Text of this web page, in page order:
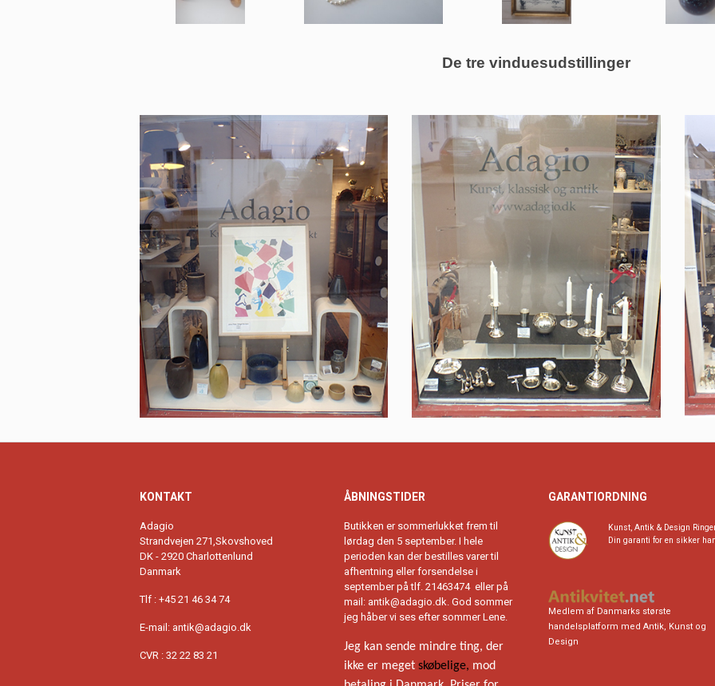
De tre vinduesudstillinger
KONTAKT
Adagio
Strandvejen 271,Skovshoved
DK - 2920 Charlottenlund
Danmark
Tlf : +45 21 46 34 74
E-mail: antik@adagio.dk
CVR : 32 22 83 21
ÅBNINGSTIDER
Butikken er sommerlukket frem til
lørdag den 5 september. I hele
perioden kan der bestilles varer til
afhentning eller forsendelse i
september på tlf. 21463474 eller på
mail: antik@adagio.dk. God sommer
jeg håber vi ses efter sommer Lene.
Jeg kan sende mindre ting, der
ikke er meget skøbelige, mod
GARANTIORDNING
Kunst, Antik & Design
Din garanti for en sikker
Medlem af Danmarks største
handelsplatform med Antik, Kunst og
Design